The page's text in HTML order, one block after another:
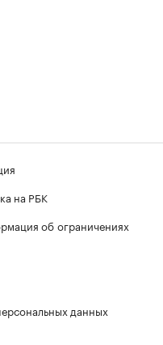
на РБК
об ограничениях
данных